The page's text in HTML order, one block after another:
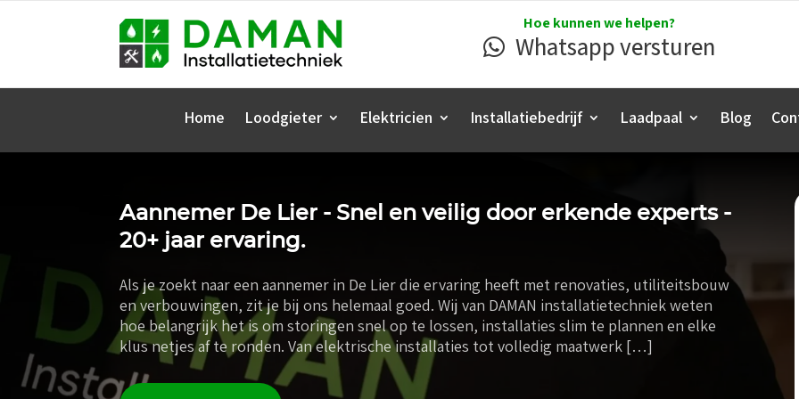
Hoe kunnen we helpen?
Whatsapp versturen
Home Loodgieter Elektricien Installatiebedrijf Laadpaal Blog
Aannemer De Lier - Snel en veilig door erkende experts -
20+ jaar ervaring.
Als je zoekt naar een aannemer in De Lier die ervaring heeft met renovaties, utiliteitsbouw
en verbouwingen, zit je bij ons helemaal goed. Wij van DAMAN installatietechniek weten
hoe belangrijk het is om storingen snel op te lossen, installaties slim te plannen en elke
klus netjes af te ronden. Van elektrische installaties tot volledig maatwerk […]